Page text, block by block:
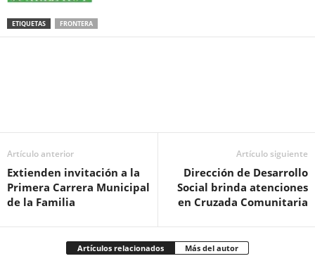
ETIQUETAS FRONTERA
Artículo anterior
Extienden invitación a la
Primera Carrera Municipal
de la Familia
Artículo siguiente
Dirección de Desarrollo
Social brinda atenciones
en Cruzada Comunitaria
Artículos relacionados Más del autor